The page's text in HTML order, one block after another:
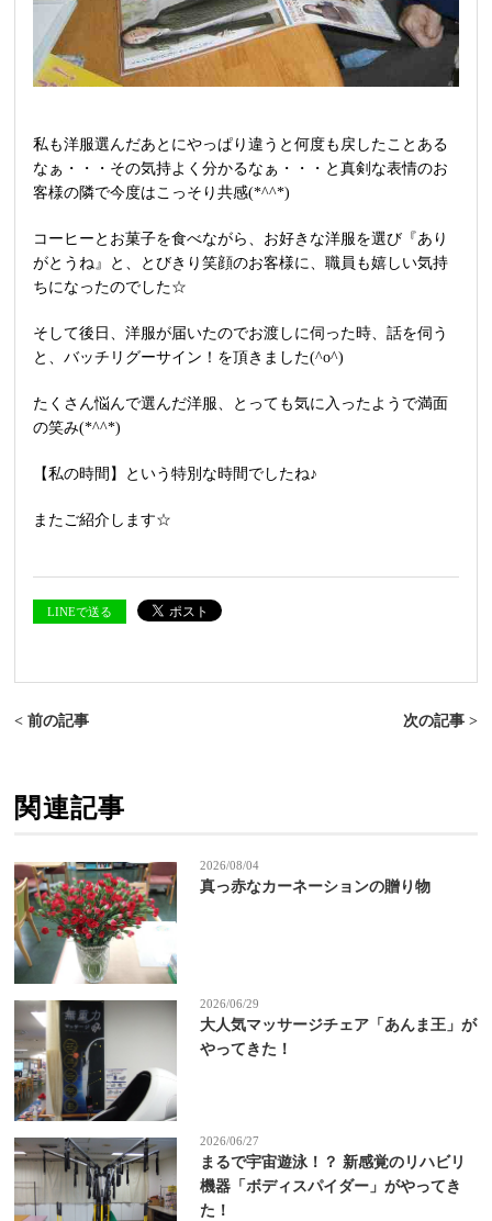
私も洋服選んだあとにやっぱり違うと何度も戻したことある
なぁ・・・その気持よく分かるなぁ・・・と真剣な表情のお
客様の隣で今度はこっそり共感(*^^*)
コーヒーとお菓子を食べながら、お好きな洋服を選び『あり
がとうね』と、とびきり笑顔のお客様に、職員も嬉しい気持
ちになったのでした☆
そして後日、洋服が届いたのでお渡しに伺った時、話を伺う
と、バッチリグーサイン！を頂きました(^o^)
たくさん悩んで選んだ洋服、とっても気に入ったようで満面
の笑み(*^^*)
【私の時間】という特別な時間でしたね♪
またご紹介します☆
LINEで送る
< 前の記事 次の記事 >
関連記事
2026/08/04
真っ赤なカーネーションの贈り物
2026/06/29
大人気マッサージチェア「あんま王」が
やってきた！
2026/06/27
まるで宇宙遊泳！？ 新感覚のリハビリ
機器「ボディスパイダー」がやってき
た！